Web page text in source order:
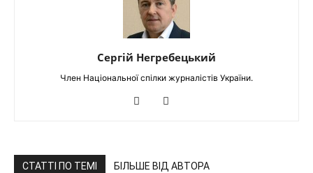
Сергій Негребецький
Член Національної спілки журналістів України.
СТАТТІ ПО ТЕМІ БІЛЬШЕ ВІД АВТОРА